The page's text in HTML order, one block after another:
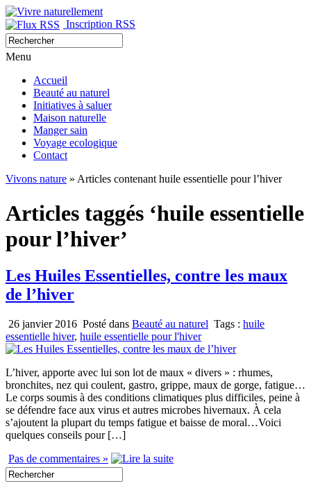
Inscription RSS
Menu
Accueil
Beauté au naturel
Initiatives à saluer
Maison naturelle
Manger sain
Voyage ecologique
Contact
Vivons nature » Articles contenant huile essentielle pour l’hiver
Articles taggés ‘huile essentielle
pour l’hiver’
Les Huiles Essentielles, contre les maux
de l’hiver
26 janvier 2016 Posté dans Beauté au naturel Tags : huile
essentielle hiver, huile essentielle pour l'hiver
L’hiver, apporte avec lui son lot de maux « divers » : rhumes,
bronchites, nez qui coulent, gastro, grippe, maux de gorge, fatigue…
Le corps soumis à des conditions climatiques plus difficiles, peine à
se défendre face aux virus et autres microbes hivernaux. À cela
s’ajoutent la plupart du temps fatigue et baisse de moral…Voici
quelques conseils pour […]
Pas de commentaires »